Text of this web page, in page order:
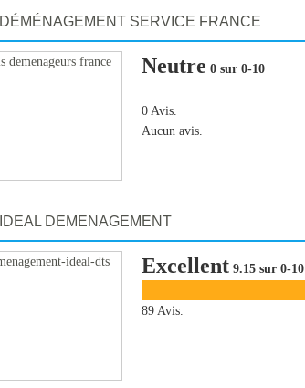
DÉMÉNAGEMENT SERVICE FRANCE
Neutre 0 sur 0-10
0 Avis.
Aucun avis.
IDEAL DEMENAGEMENT
Excellent 9.15 sur 0-10
89 Avis.